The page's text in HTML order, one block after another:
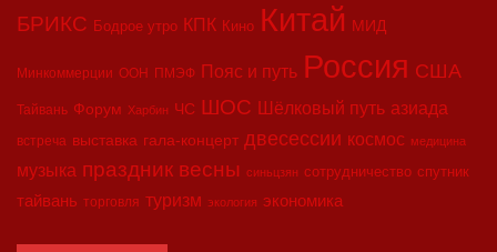
БРИКС Бодрое утро КПК Кино Китай МИД
Минкоммерции ООН ПМЭФ Пояс и путь Россия США
Тайвань Форум Харбин ЧС ШОС Шёлковый путь азиада
встреча выставка гала-концерт двесессии космос медицина
музыка праздник весны синьцзян сотрудничество спутник
тайвань торговля туризм экология экономика